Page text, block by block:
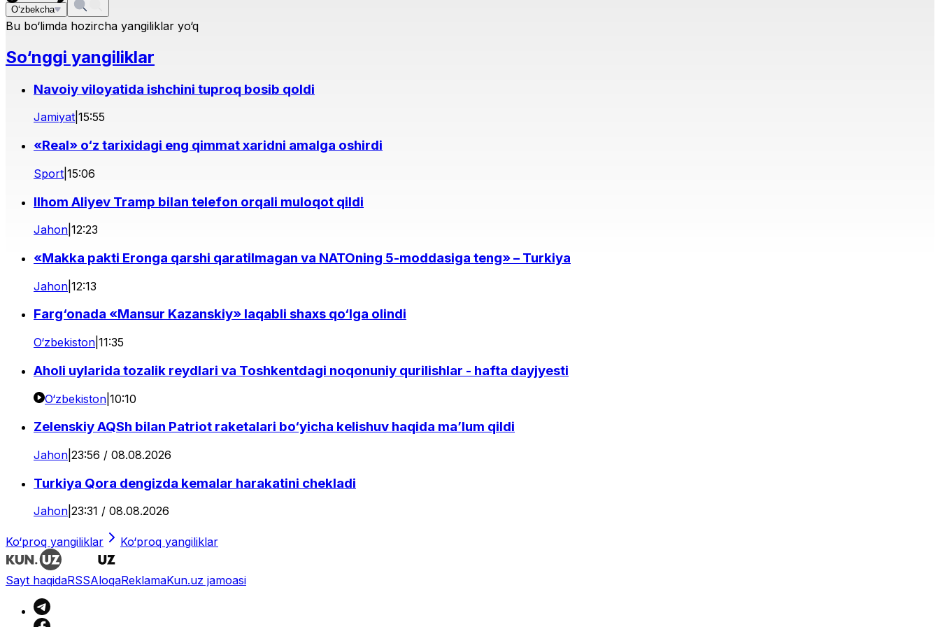
O‘zbekcha
Bu bo‘limda hozircha yangiliklar yo‘q
So‘nggi yangiliklar
Navoiy viloyatida ishchini tuproq bosib qoldi
Jamiyat 15:55
«Real» o‘z tarixidagi eng qimmat xaridni amalga oshirdi
Sport 15:06
Ilhom Aliyev Tramp bilan telefon orqali muloqot qildi
Jahon 12:23
«Makka pakti Eronga qarshi qaratilmagan va NATOning 5-moddasiga teng» – Turkiya
Jahon 12:13
Farg‘onada «Mansur Kazanskiy» laqabli shaxs qo‘lga olindi
O‘zbekiston 11:35
Aholi uylarida tozalik reydlari va Toshkentdagi noqonuniy qurilishlar - hafta dayjyesti
O‘zbekiston 10:10
Zelenskiy AQSh bilan Patriot raketalari bo‘yicha kelishuv haqida ma’lum qildi
Jahon 23:56 / 08.08.2026
Turkiya Qora dengizda kemalar harakatini chekladi
Jahon 23:31 / 08.08.2026
Ko‘proq yangiliklar Ko‘proq yangiliklar
Sayt haqidaRSSAloqaReklamaKun.uz jamoasi